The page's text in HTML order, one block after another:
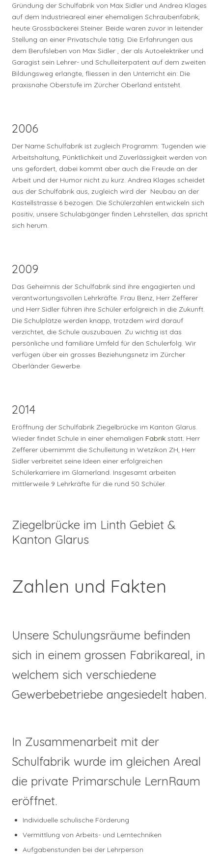
Gründung der Schulfabrik von Max Sidler und Andrea Klages
auf dem Industrieareal einer ehemaligen Schraubenfabrik,
heute Grossbäckerei Steiner. Beide waren zuvor in leitender
Stellung an einer Privatschule tätig. Die Erfahrungen aus
dem Berufsleben von Max Sidler , der als Autoelektriker und
Garagist sein Lehrer- und Schulleiterpatent auf dem zweiten
Bildungsweg erlangte, fliessen in den Unterricht ein: Die
praxisnahe Oberstufe im Zürcher Oberland entsteht.
2006
Der Name Schulfabrik ist zugleich Programm: Tugenden wie
Arbeitshaltung, Pünktlichkeit und Zuverlässigkeit werden von
uns gefordert, dabei kommt aber auch die Freude an der
Arbeit und der Humor nicht zu kurz. Andrea Klages scheidet
aus der Schulfabrik aus, zugleich wird der Neubau an der
Kastellstrasse 6 bezogen. Die Schülerzahlen entwickeln sich
positiv, unsere Schulabgänger finden Lehrstellen, das spricht
sich herum.
2009
Das Geheimnis der Schulfabrik sind ihre engagierten und
verantwortungsvollen Lehrkräfte. Frau Benz, Herr Zefferer
und Herr Sidler führen ihre Schüler erfolgreich in die Zukunft.
Die Schulplätze werden knapp, trotzdem wird darauf
verzichtet, die Schule auszubauen. Zu wichtig ist das
persönliche und familiäre Umfeld für den Schulerfolg. Wir
verfügen über ein grosses Beziehungsnetz im Zürcher
Oberländer Gewerbe.
2014
Eröffnung der Schulfabrik Ziegelbrücke im Kanton Glarus.
Wieder findet Schule in einer ehemaligen Fabrik statt. Herr
Zefferer übernimmt die Schulleitung in Wetzikon ZH, Herr
Sidler verbreitet seine Ideen einer erfolgreichen
Schülerkarriere im Glarnerland. Insgesamt arbeiten
mittlerweile 9 Lehrkräfte für die rund 50 Schüler.
Ziegelbrücke im Linth Gebiet &
Kanton Glarus
Zahlen und Fakten
Unsere Schulungsräume befinden
sich in einem grossen Fabrikareal, in
welchem sich verschiedene
Gewerbebetriebe angesiedelt haben.
In Zusammenarbeit mit der
Schulfabrik wurde im gleichen Areal
die private Primarschule LernRaum
eröffnet.
Individuelle schulische Förderung
Vermittlung von Arbeits- und Lerntechniken
Aufgabenstunden bei der Lehrperson